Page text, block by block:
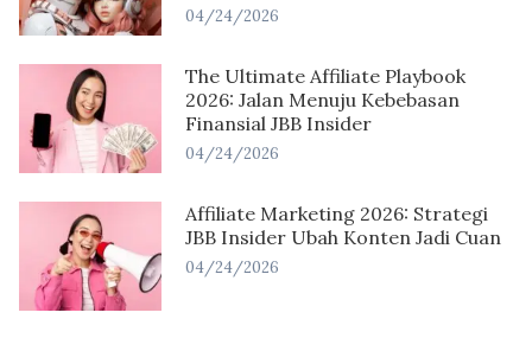
04/24/2026
The Ultimate Affiliate Playbook
2026: Jalan Menuju Kebebasan
Finansial JBB Insider
04/24/2026
Affiliate Marketing 2026: Strategi
JBB Insider Ubah Konten Jadi Cuan
04/24/2026